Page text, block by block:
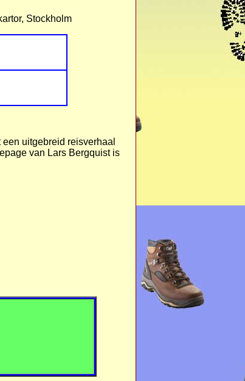
Stockholm
uitgebreid reisverhaal
van Lars Bergquist is